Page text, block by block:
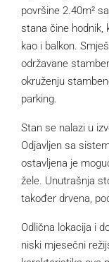
površine 2.40m²
stana čine hodnik,
kao i balkon.
održavane
okruženju
parking.
Stan se nalazi u
Odjavljen sa
ostavljena je
žele. Unutrašnja
također drvena,
Odlična lokacija i
niski mjesečni